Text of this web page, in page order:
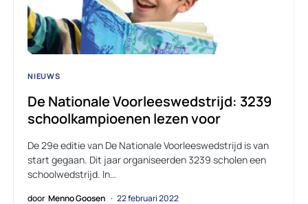
NIEUWS
De Nationale Voorleeswedstrijd: 3239
schoolkampioenen lezen voor
De 29e editie van De Nationale Voorleeswedstrijd is van
start gegaan. Dit jaar organiseerden 3239 scholen een
schoolwedstrijd. In…
door Menno Goosen 22 februari 2022